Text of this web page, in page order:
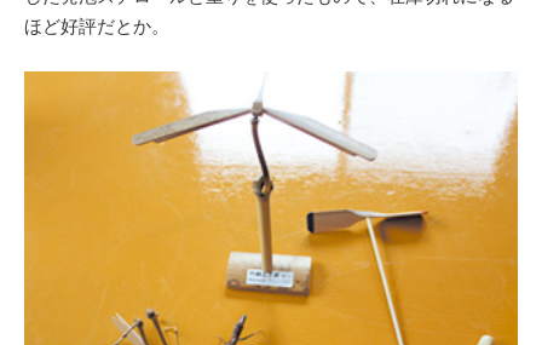
ほど好評だとか。